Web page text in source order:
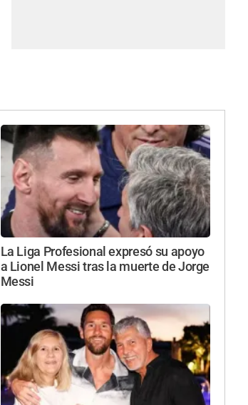
La Liga Profesional expresó su apoyo
a Lionel Messi tras la muerte de Jorge
Messi